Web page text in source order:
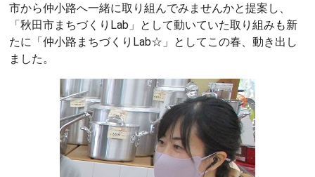
市から仲小路へ一緒に取り組んでみませんかと提案し、
「秋田市まちづくりLab」として動いていた取り組みも新
たに「仲小路まちづくりLab☆」としてこの春、動き出し
ました。